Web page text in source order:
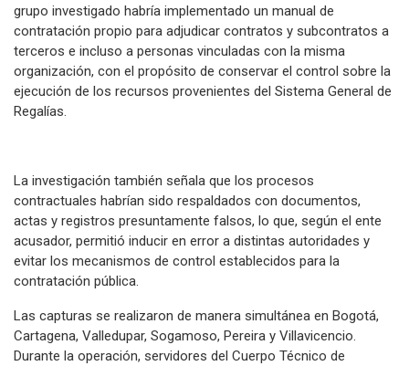
grupo investigado habría implementado un manual de
contratación propio para adjudicar contratos y subcontratos a
terceros e incluso a personas vinculadas con la misma
organización, con el propósito de conservar el control sobre la
ejecución de los recursos provenientes del Sistema General de
Regalías.
La investigación también señala que los procesos
contractuales habrían sido respaldados con documentos,
actas y registros presuntamente falsos, lo que, según el ente
acusador, permitió inducir en error a distintas autoridades y
evitar los mecanismos de control establecidos para la
contratación pública.
Las capturas se realizaron de manera simultánea en Bogotá,
Cartagena, Valledupar, Sogamoso, Pereira y Villavicencio.
Durante la operación, servidores del Cuerpo Técnico de